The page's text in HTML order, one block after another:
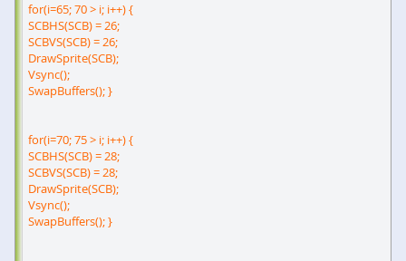
for(i=65; 70 > i; i++) {
SCBHS(SCB) = 26;
SCBVS(SCB) = 26;
DrawSprite(SCB);
Vsync();
SwapBuffers(); }
for(i=70; 75 > i; i++) {
SCBHS(SCB) = 28;
SCBVS(SCB) = 28;
DrawSprite(SCB);
Vsync();
SwapBuffers(); }